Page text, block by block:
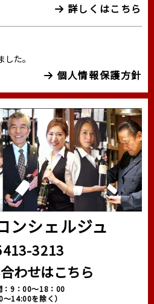
詳しくはこちら
た。
個人情報保護方針
ンシェルジュ
3213
わせはこちら
：9：00～18：00
～14:00を除く）